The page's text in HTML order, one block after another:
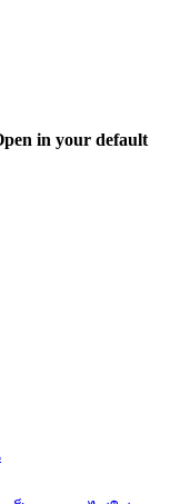
in your default